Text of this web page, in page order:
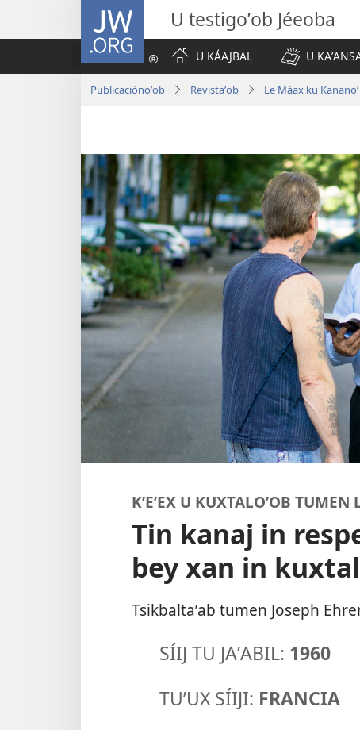
JW.ORG U testigoʼob Jéeoba
U KÁAJBAL
U
Publicaciónoʼob Revistaʼob Le Máax ku
KʼEʼEX U KUXTALOʼOB TUMEN
Tin kanaj in
bey xan in kuxtal
Tsikbaltaʼab tumen Joseph
SÍIJ TU JAʼABIL: 1960
TUʼUX SÍIJI: FRANCIA